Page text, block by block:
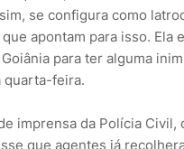
se configura como
apontam para isso. Ela
para ter alguma
quarta-feira.
imprensa da Polícia Civil,
que agentes já